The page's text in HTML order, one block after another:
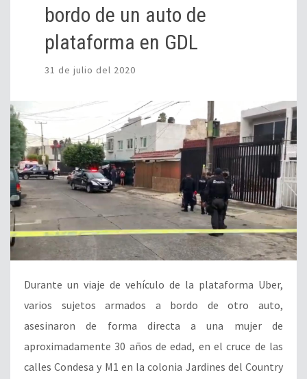
bordo de un auto de
plataforma en GDL
31 de julio del 2020
Durante un viaje de vehículo de la plataforma Uber,
varios sujetos armados a bordo de otro auto,
asesinaron de forma directa a una mujer de
aproximadamente 30 años de edad, en el cruce de las
calles Condesa y M1 en la colonia Jardines del Country